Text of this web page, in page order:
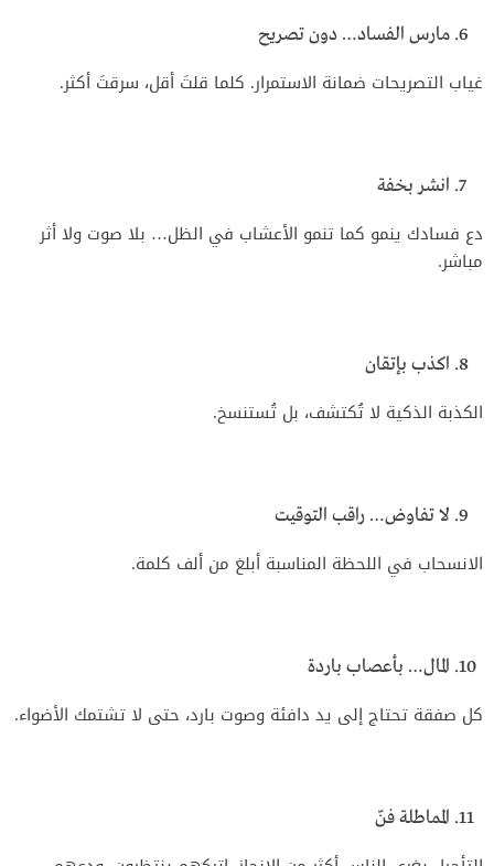
مارس الفساد… دون تصريح
غياب التصريحات ضمانة الاستمرار. كلما قلتَ أقل، سرقتَ أكثر.
انشر بخفة
دع فسادك ينمو كما تنمو الأعشاب في الظل… بلا صوت ولا أثر
مباشر.
اكذب بإتقان
الكذبة الذكية لا تُكتشف، بل تُستنسخ.
لا تفاوض… راقب التوقيت
الانسحاب في اللحظة المناسبة أبلغ من ألف كلمة.
المال… بأعصاب باردة
كل صفقة تحتاج إلى يد دافئة وصوت بارد، حتى لا تشتمك الأضواء.
المماطلة فنّ